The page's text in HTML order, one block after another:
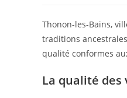
Thonon-les-Bains,
traditions
qualité conformes
La qualité des